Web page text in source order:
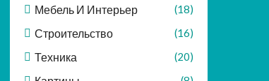
Мебель И Интерьер (18)
Строительство (16)
Техника (20)